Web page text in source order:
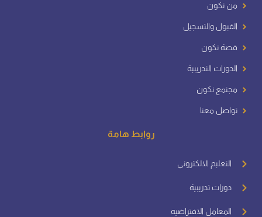
من نكون
القبول والتسجيل
قصة نكون
الدورات التدريبية
مجتمع نكون
تواصل معنا
روابط هامة
التعليم الالكتروني
دورات تدريبية
المعامل الافتراضيه